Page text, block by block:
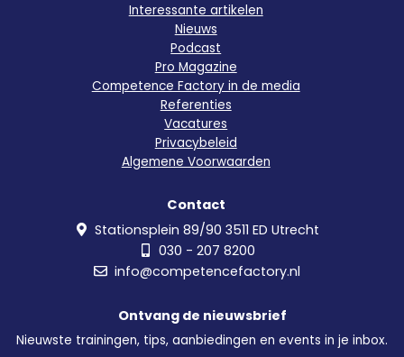
Interessante artikelen
Nieuws
Podcast
Pro Magazine
Competence Factory in de media
Referenties
Vacatures
Privacybeleid
Algemene Voorwaarden
Contact
Stationsplein 89/90 3511 ED Utrecht
030 - 207 8200
info@competencefactory.nl
Ontvang de nieuwsbrief
Nieuwste trainingen, tips, aanbiedingen en events in je inbox.